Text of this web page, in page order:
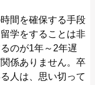
間を確保する手段
学をすることは非
のが1年～2年遅
係ありません。卒
人は、思い切って